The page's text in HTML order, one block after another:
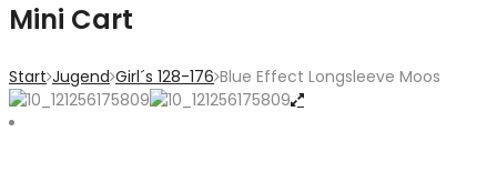
Mini Cart
Start Jugend Girl´s 128-176 Blue Effect Longsleeve Moos